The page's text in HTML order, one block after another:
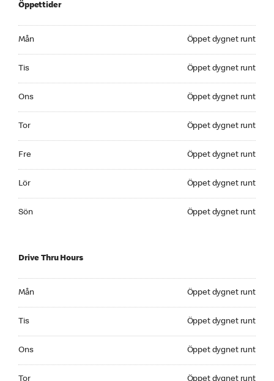
Öppettider
Mån Öppet dygnet runt
Tis Öppet dygnet runt
Ons Öppet dygnet runt
Tor Öppet dygnet runt
Fre Öppet dygnet runt
Lör Öppet dygnet runt
Sön Öppet dygnet runt
Drive Thru Hours
Mån Öppet dygnet runt
Tis Öppet dygnet runt
Ons Öppet dygnet runt
Tor Öppet dygnet runt